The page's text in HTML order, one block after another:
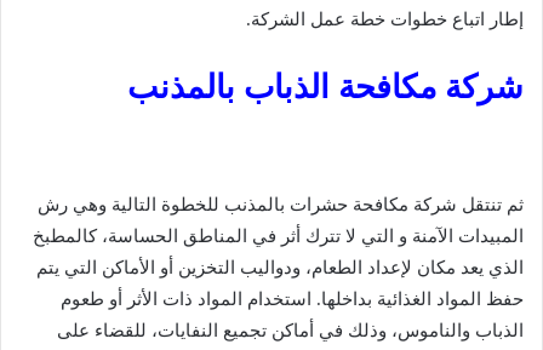
إطار اتباع خطوات خطة عمل الشركة.
شركة مكافحة الذباب بالمذنب
ثم تنتقل شركة مكافحة حشرات بالمذنب للخطوة التالية وهي رش
المبيدات الآمنة و التي لا تترك أثر في المناطق الحساسة، كالمطبخ
الذي يعد مكان لإعداد الطعام، ودواليب التخزين أو الأماكن التي يتم
حفظ المواد الغذائية بداخلها. استخدام المواد ذات الأثر أو طعوم
الذباب والناموس، وذلك في أماكن تجميع النفايات، للقضاء على